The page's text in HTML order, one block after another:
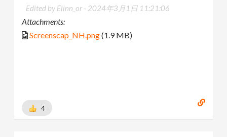
Edited by Elinn_or - 2024年3月1日 11:21:06
Attachments:
Screenscap_NH.png(1.9 MB)
4